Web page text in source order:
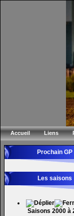
Accueil Liens
Prochain GP
Les saisons
Saisons 2000 à